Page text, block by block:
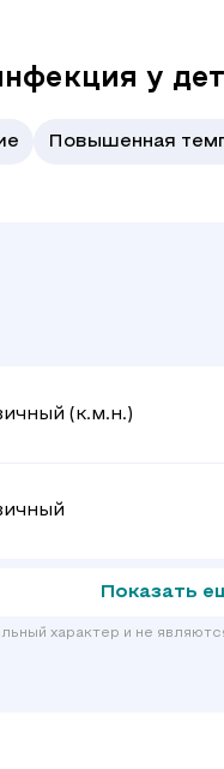
у
Повышенная
(к.м.н.)
Показать
характер и не